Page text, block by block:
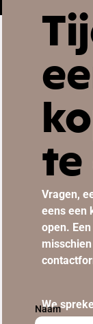
Vragen,
eens een
open.
We
Naam